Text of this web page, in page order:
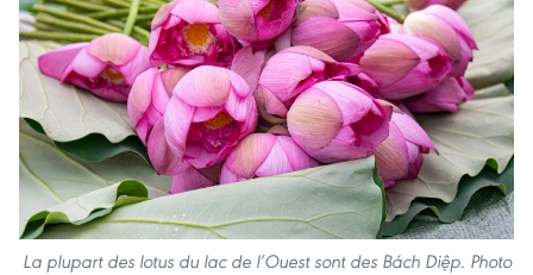
La plupart des lotus du lac de l’Ouest sont des Bách Diệp. Photo